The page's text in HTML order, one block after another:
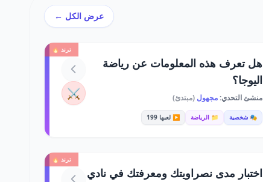
عرض الكل ←
ترند 🔥
هل تعرف هذه المعلومات عن رياضة
اليوجا؟
منشئ التحدي:مجهول (مبتدئ)
🎭 شخصية 📁 الرياضة ▶️ لعبها 199
⚔️
ترند 🔥
اختبار مدى نصراويتك ومعرفتك في نادي